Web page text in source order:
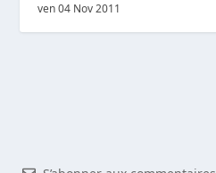
ven 04 Nov 2011